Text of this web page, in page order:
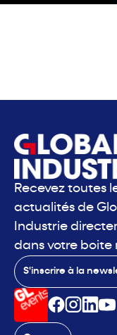
Recevez toutes
actualités de
Industrie
dans votre boite
S'inscrire à la